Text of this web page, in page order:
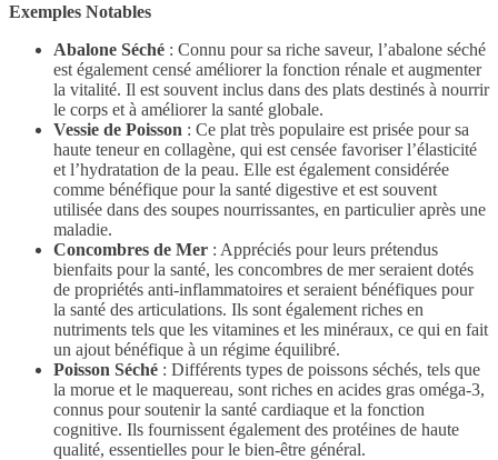
Exemples Notables
Abalone Séché : Connu pour sa riche saveur, l’abalone séché
est également censé améliorer la fonction rénale et augmenter
la vitalité. Il est souvent inclus dans des plats destinés à nourrir
le corps et à améliorer la santé globale.
Vessie de Poisson : Ce plat très populaire est prisée pour sa
haute teneur en collagène, qui est censée favoriser l’élasticité
et l’hydratation de la peau. Elle est également considérée
comme bénéfique pour la santé digestive et est souvent
utilisée dans des soupes nourrissantes, en particulier après une
maladie.
Concombres de Mer : Appréciés pour leurs prétendus
bienfaits pour la santé, les concombres de mer seraient dotés
de propriétés anti-inflammatoires et seraient bénéfiques pour
la santé des articulations. Ils sont également riches en
nutriments tels que les vitamines et les minéraux, ce qui en fait
un ajout bénéfique à un régime équilibré.
Poisson Séché : Différents types de poissons séchés, tels que
la morue et le maquereau, sont riches en acides gras oméga-3,
connus pour soutenir la santé cardiaque et la fonction
cognitive. Ils fournissent également des protéines de haute
qualité, essentielles pour le bien-être général.